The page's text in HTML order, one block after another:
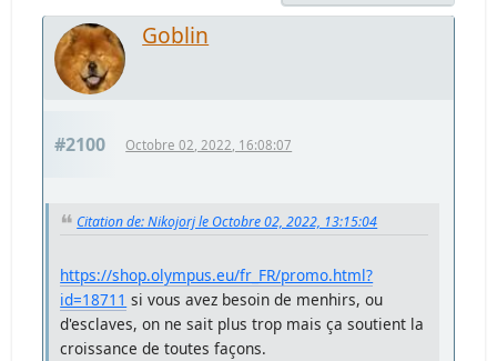
Goblin
#2100 Octobre 02, 2022, 16:08:07
Citation de: Nikojorj le Octobre 02, 2022, 13:15:04
https://shop.olympus.eu/fr_FR/promo.html?
id=18711 si vous avez besoin de menhirs, ou
d'esclaves, on ne sait plus trop mais ça soutient la
croissance de toutes façons.